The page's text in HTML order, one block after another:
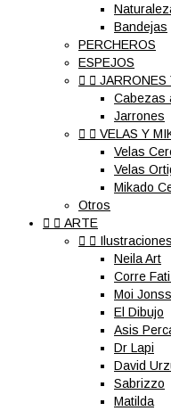
Bandejas
PERCHEROS
ESPEJOS
  JARRONES
Cabezas
Jarrones
  VELAS Y
Velas
Velas
Mikado
Otros
  ARTE
  Ilustraciones
Neila Art
Corre
Moi
El Dibujo
Asis
Dr Lapi
David
Sabrizzo
Matilda